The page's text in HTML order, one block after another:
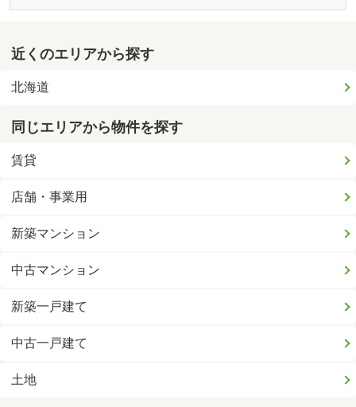
近くのエリアから探す
北海道
同じエリアから物件を探す
賃貸
店舗・事業用
新築マンション
中古マンション
新築一戸建て
中古一戸建て
土地